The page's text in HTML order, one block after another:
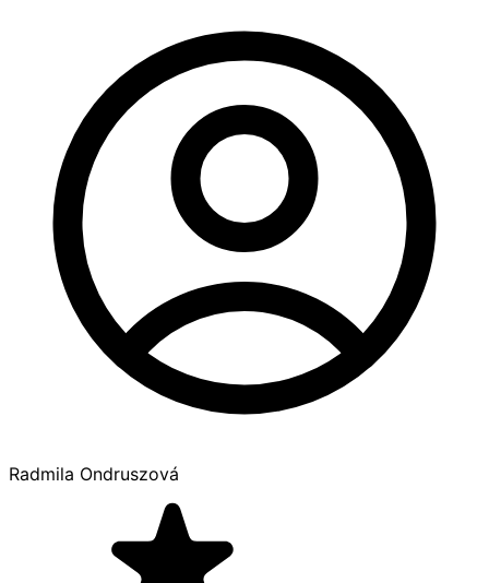
Radmila Ondruszová